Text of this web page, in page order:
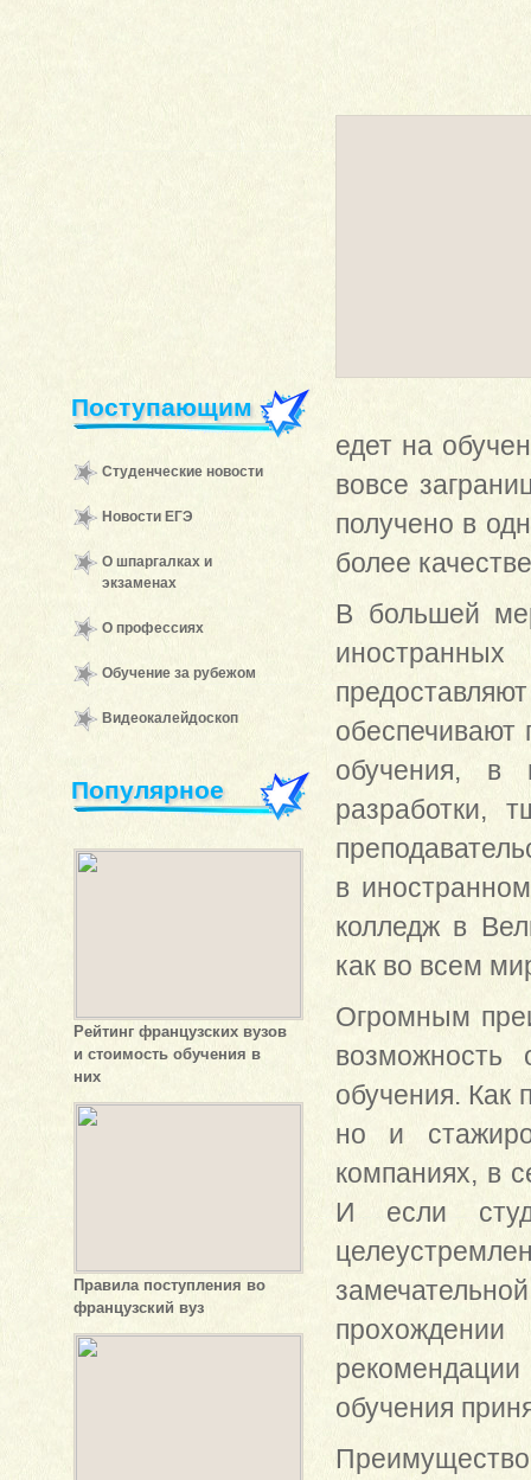
Поступающим
Студенческие новости
Новости ЕГЭ
О шпаргалках и
экзаменах
О профессиях
Обучение за рубежом
Видеокалейдоскоп
Популярное
Рейтинг французских вузов
и стоимость обучения в
них
Правила поступления во
французский вуз
едет на
вовсе
получено в
более
В большей
обучения, в
разработки,
в
колледж в
как во всем
Огромным
возможность
обучения. Как
но и
компаниях, в
И если
обучения